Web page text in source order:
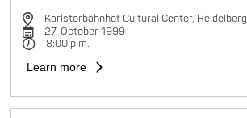
Karlstorbahnhof Cultural Center, Heidelberg
27. October 1999
8:00 p.m.
Learn more